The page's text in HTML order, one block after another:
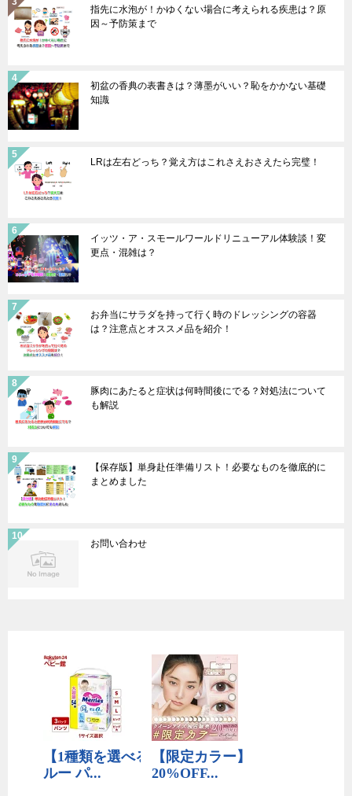
指先に水泡が！かゆくない場合に考えられる疾患は？原
因～予防策まで
初盆の香典の表書きは？薄墨がいい？恥をかかない基礎
知識
LRは左右どっち？覚え方はこれさえおさえたら完璧！
イッツ・ア・スモールワールドリニューアル体験談！変
更点・混雑は？
お弁当にサラダを持って行く時のドレッシングの容器
は？注意点とオススメ品を紹介！
豚肉にあたると症状は何時間後にでる？対処法について
も解説
【保存版】単身赴任準備リスト！必要なものを徹底的に
まとめました
お問い合わせ